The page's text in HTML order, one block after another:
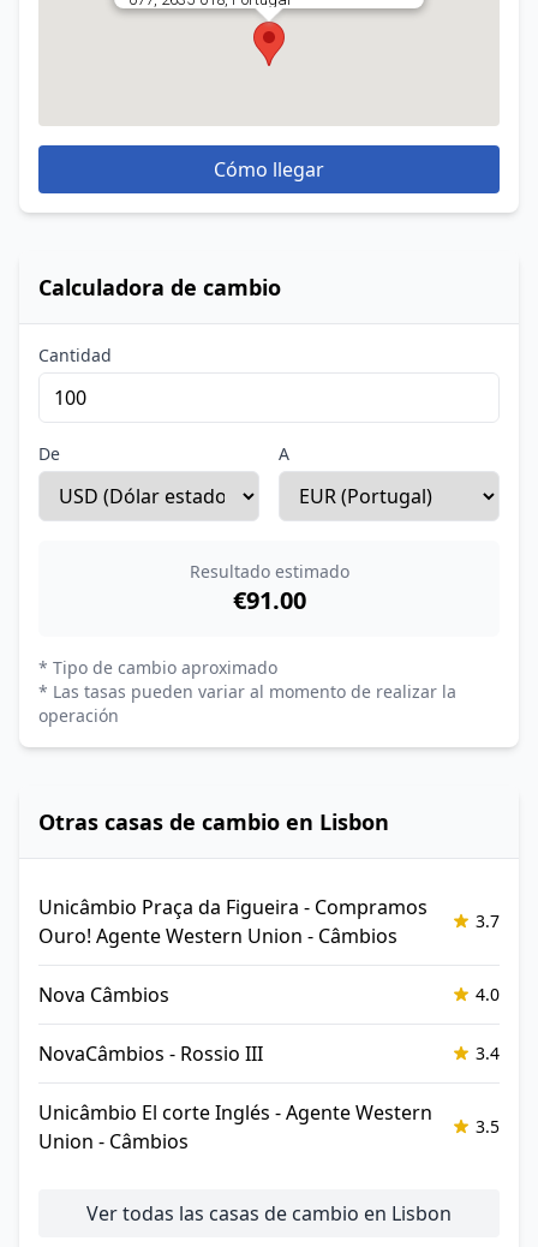
Cómo llegar
Calculadora de cambio
Cantidad
De A
Resultado estimado
€91.00
* Tipo de cambio aproximado
* Las tasas pueden variar al momento de realizar la
operación
Otras casas de cambio en Lisbon
Unicâmbio Praça da Figueira - Compramos
Ouro! Agente Western Union - Câmbios
3.7
Nova Câmbios 4.0
NovaCâmbios - Rossio III 3.4
Unicâmbio El corte Inglés - Agente Western
Union - Câmbios
3.5
Ver todas las casas de cambio en Lisbon